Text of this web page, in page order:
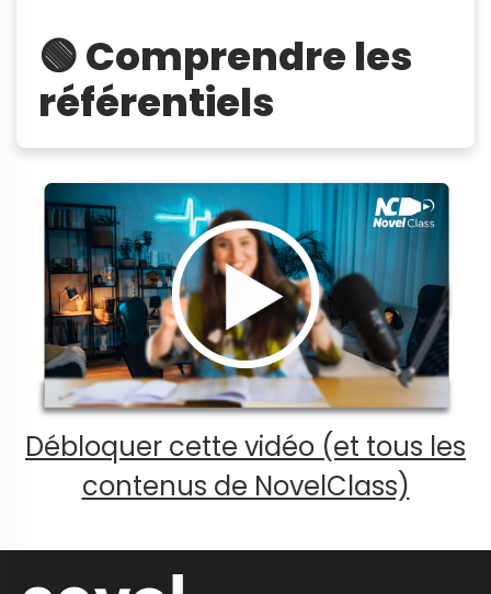
🟢 Comprendre les
référentiels
Débloquer cette vidéo (et tous les
contenus de NovelClass)